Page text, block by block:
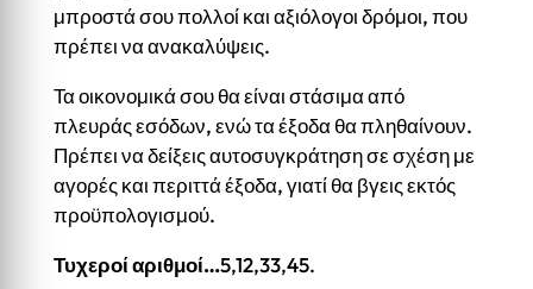
μπροστά σου πολλοί και αξιόλογοι δρόμοι, που
πρέπει να ανακαλύψεις.
Τα οικονομικά σου θα είναι στάσιμα από
πλευράς εσόδων, ενώ τα έξοδα θα πληθαίνουν.
Πρέπει να δείξεις αυτοσυγκράτηση σε σχέση με
αγορές και περιττά έξοδα, γιατί θα βγεις εκτός
προϋπολογισμού.
Τυχεροί αριθμοί…5,12,33,45.